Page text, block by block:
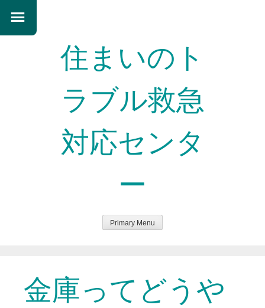
住まいのト
ラブル救急
対応センタ
ー
Primary Menu
金庫ってどうや